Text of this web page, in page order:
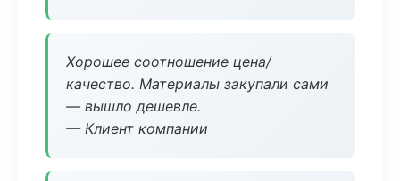
Хорошее соотношение цена/
качество. Материалы закупали сами
— вышло дешевле.
— Клиент компании